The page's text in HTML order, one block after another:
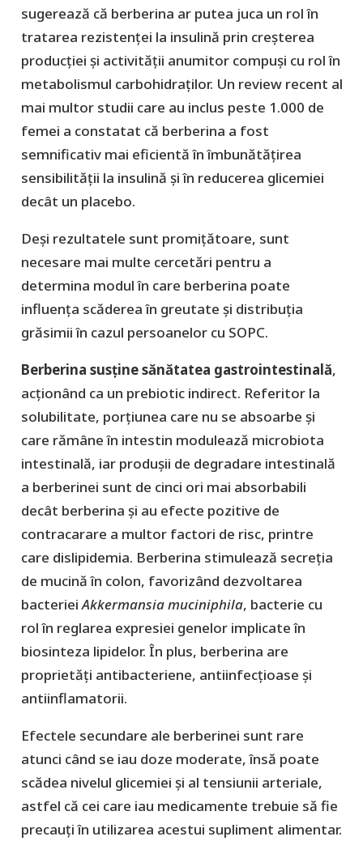
sugerează că berberina ar putea juca un rol în
tratarea rezistenței la insulină prin creșterea
producției și activității anumitor compuși cu rol în
metabolismul carbohidraților. Un review recent al
mai multor studii care au inclus peste 1.000 de
femei a constatat că berberina a fost
semnificativ mai eficientă în îmbunătățirea
sensibilității la insulină și în reducerea glicemiei
decât un placebo.
Deși rezultatele sunt promițătoare, sunt
necesare mai multe cercetări pentru a
determina modul în care berberina poate
influența scăderea în greutate și distribuția
grăsimii în cazul persoanelor cu SOPC.
Berberina susține sănătatea gastrointestinală,
acționând ca un prebiotic indirect. Referitor la
solubilitate, porțiunea care nu se absoarbe și
care rămâne în intestin modulează microbiota
intestinală, iar produșii de degradare intestinală
a berberinei sunt de cinci ori mai absorbabili
decât berberina și au efecte pozitive de
contracarare a multor factori de risc, printre
care dislipidemia. Berberina stimulează secreția
de mucină în colon, favorizând dezvoltarea
bacterieiAkkermansia muciniphila, bacterie cu
rol în reglarea expresiei genelor implicate în
biosinteza lipidelor. În plus, berberina are
proprietăți antibacteriene, antiinfecțioase și
antiinflamatorii.
Efectele secundare ale berberinei sunt rare
atunci când se iau doze moderate, însă poate
scădea nivelul glicemiei și al tensiunii arteriale,
astfel că cei care iau medicamente trebuie să fie
precauți în utilizarea acestui supliment alimentar.